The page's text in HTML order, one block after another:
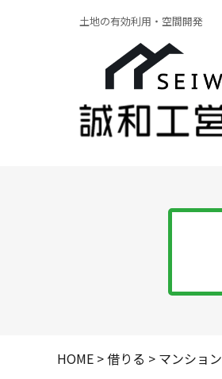
土地の有効利用・空間開発
HOME >借りる > マンション